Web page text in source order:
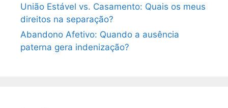
União Estável vs. Casamento: Quais os meus
direitos na separação?
Abandono Afetivo: Quando a ausência
paterna gera indenização?